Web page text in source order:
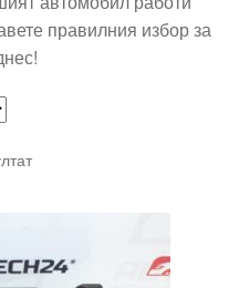
правилния избор за